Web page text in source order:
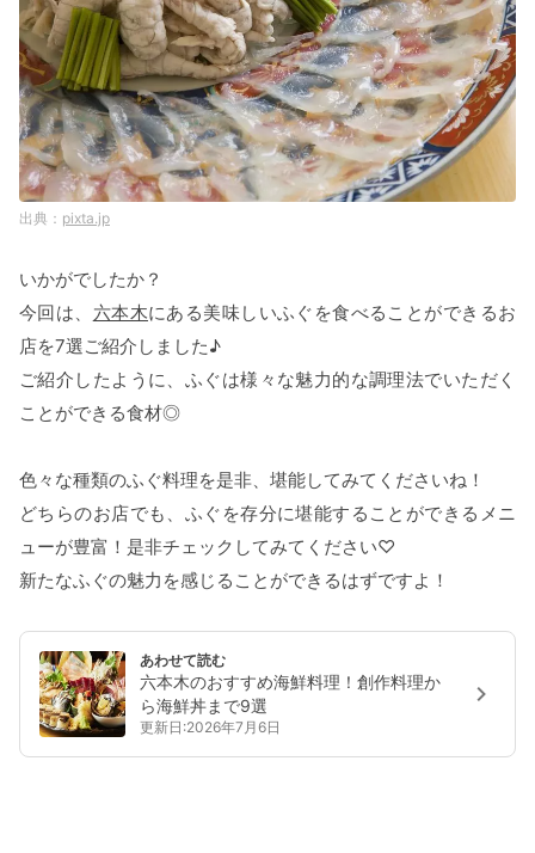
pixta.jp
いかがでしたか？
今回は、 六本木にある美味しいふぐを食べることができるお
店を7選ご紹介しました♪
ご紹介したように、ふぐは様々な魅力的な調理法でいただく
ことができる食材◎
色々な種類のふぐ料理を是非、堪能してみてくださいね！
どちらのお店でも、ふぐを存分に堪能することができるメニ
ューが豊富！是非チェックしてみてください♡
新たなふぐの魅力を感じることができるはずですよ！
あわせて読む
六本木のおすすめ海鮮料理！創作料理か
ら海鮮丼まで9選
更新日:2026年7月6日